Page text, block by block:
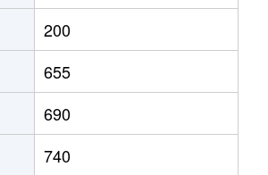
200
655
690
740